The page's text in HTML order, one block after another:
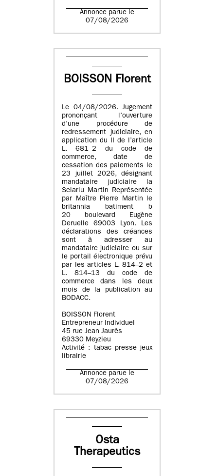
Annonce parue le
07/08/2026
BOISSON Florent
Le 04/08/2026. Jugement
prononçant l’ouverture
d’une procédure de
redressement judiciaire, en
application du II de l’article
L. 681–2 du code de
commerce, date de
cessation des paiements le
23 juillet 2026, désignant
mandataire judiciaire la
Selarlu Martin Représentée
par Maître Pierre Martin le
britannia batiment b
20 boulevard Eugène
Deruelle 69003 Lyon. Les
déclarations des créances
sont à adresser au
mandataire judiciaire ou sur
le portail électronique prévu
par les articles L. 814–2 et
L. 814–13 du code de
commerce dans les deux
mois de la publication au
BODACC.
BOISSON Florent
Entrepreneur Individuel
45 rue Jean Jaurès
69330 Meyzieu
Activité : tabac presse jeux
librairie
Annonce parue le
07/08/2026
Osta
Therapeutics